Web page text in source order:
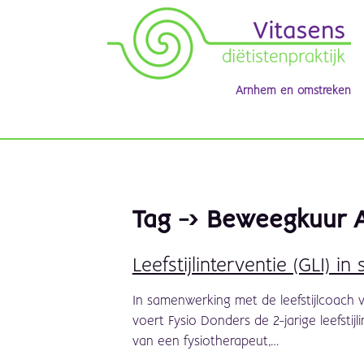
Arnhem en omstreken
Tag -> Beweegkuur
Leefstijlinterventie (GLI)
In samenwerking met de
voert Fysio Donders de 2-jarige
van een fysiotherapeut,…